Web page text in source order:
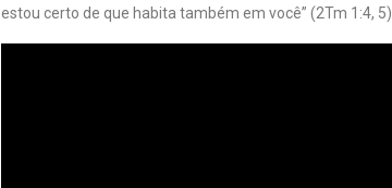
estou certo de que habita também em você” (2Tm 1:4, 5).